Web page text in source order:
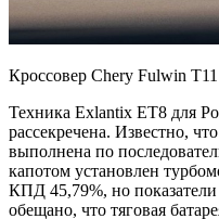
Кроссовер Chery Fulwin T11
Техника Exlantix ET8 для
рассекречена. Известно,
выполнена по
капотом установлен
КПД 45,79%, но показатели
обещано, что тяговая